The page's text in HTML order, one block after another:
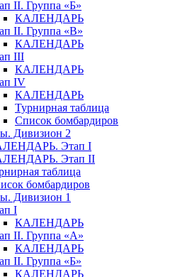
II. Группа «Б»
КАЛЕНДАРЬ
II. Группа «В»
КАЛЕНДАРЬ
III
КАЛЕНДАРЬ
IV
КАЛЕНДАРЬ
Турнирная таблица
Список бомбардиров
Дивизион 2
Этап I
Этап II
таблица
бомбардиров
Дивизион 1
I
КАЛЕНДАРЬ
II. Группа «А»
КАЛЕНДАРЬ
II. Группа «Б»
КАЛЕНДАРЬ